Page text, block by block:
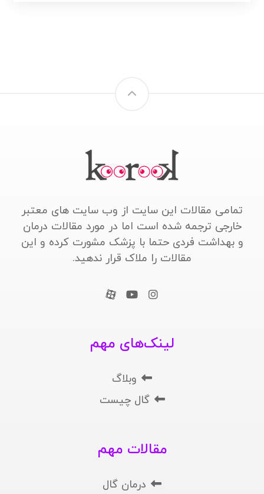
تمامی مقالات این سایت از وب سایت های معتبر
خارجی ترجمه شده است اما در مورد مقالات درمان
و بهداشت فردی حتما با پزشک مشورت کرده و این
مقالات را ملاک قرار ندهید.
لینک‌های مهم
وبلاگ
گال چیست
مقالات مهم
درمان گال